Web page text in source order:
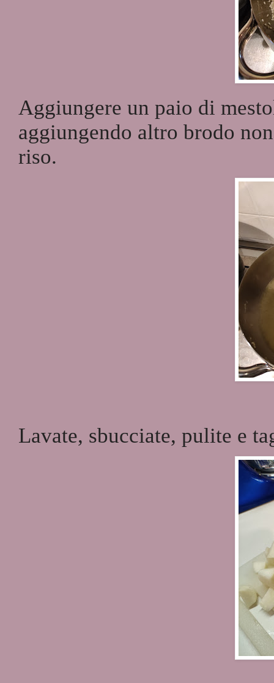
Aggiungere un paio di
aggiungendo altro brodo
riso.
Lavate, sbucciate, pulite e